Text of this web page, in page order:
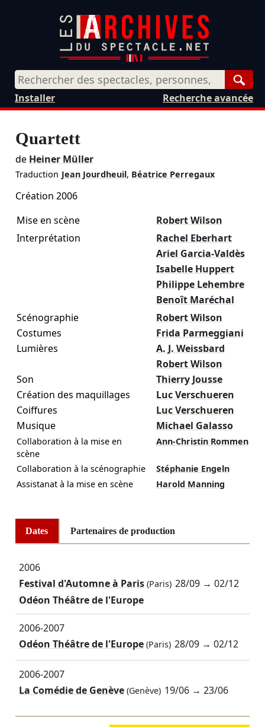
Recherche avancée
Installer
Quartett
de Heiner Müller
Traduction Jean Jourdheuil, Béatrice Perregaux
Création 2006
Mise en scène
Robert Wilson
Interprétation
Rachel Eberhart
Ariel Garcia-Valdès
Isabelle Huppert
Philippe Lehembre
Benoît Maréchal
Scénographie
Robert Wilson
Costumes
Frida Parmeggiani
Lumières
A. J. Weissbard
Robert Wilson
Son
Thierry Jousse
Création des maquillages
Luc Verschueren
Coiffures
Luc Verschueren
Musique
Michael Galasso
Collaboration à la mise en
scène
Ann-Christin Rommen
Collaboration à la scénographie
Stéphanie Engeln
Assistanat à la mise en scène
Harold Manning
Dates Partenaires de production
2006
Festival d'Automne à Paris(Paris) 28/09 →02/12
Odéon Théâtre de l'Europe
2006-2007
Odéon Théâtre de l'Europe(Paris) 28/09 →02/12
2006-2007
La Comédie de Genève(Genève) 19/06 →23/06